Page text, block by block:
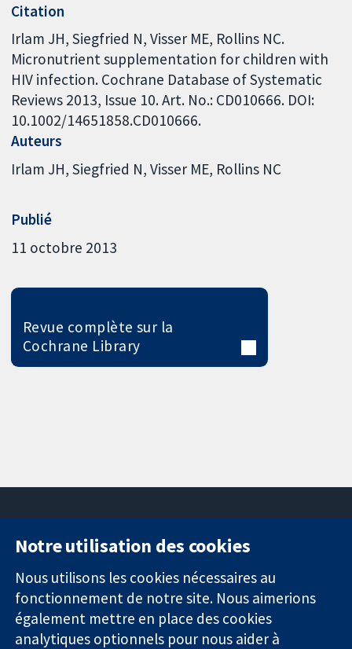
Citation
Irlam JH, Siegfried N, Visser ME, Rollins NC.
Micronutrient supplementation for children with
HIV infection. Cochrane Database of Systematic
Reviews 2013, Issue 10. Art. No.: CD010666. DOI:
10.1002/14651858.CD010666.
Auteurs
Irlam JH Siegfried N Visser ME Rollins NC
Publié
11 octobre 2013
Revue complète sur la
Cochrane Library
Des données
probantes.
Des décisions
éclairées.
11-13 Cavendish
Square
Londres
W1G0AN
Royaume-Uni
nous
Actualités
Service de
presse
Qui sommes-
Notre utilisation des cookies
Nous utilisons les cookies nécessaires au
fonctionnement de notre site. Nous aimerions
également mettre en place des cookies
analytiques optionnels pour nous aider à